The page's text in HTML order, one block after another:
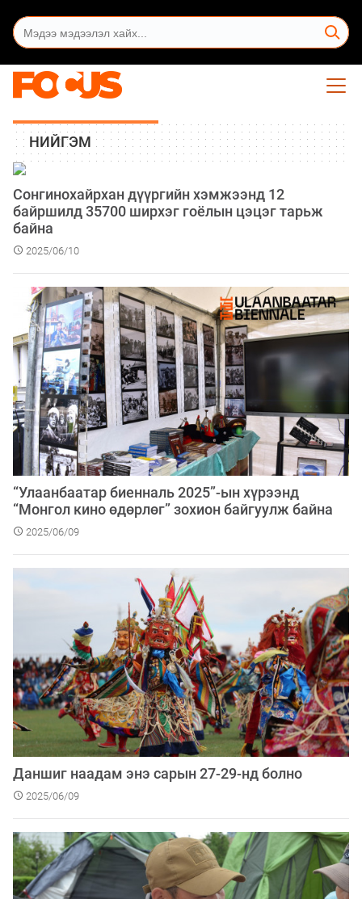
НИЙГЭМ
Сонгинохайрхан дүүргийн хэмжээнд 12
байршилд 35700 ширхэг гоёлын цэцэг тарьж
байна
2025/06/10
“Улаанбаатар биенналь 2025”-ын хүрээнд
“Монгол кино өдөрлөг” зохион байгуулж байна
2025/06/09
Даншиг наадам энэ сарын 27-29-нд болно
2025/06/09